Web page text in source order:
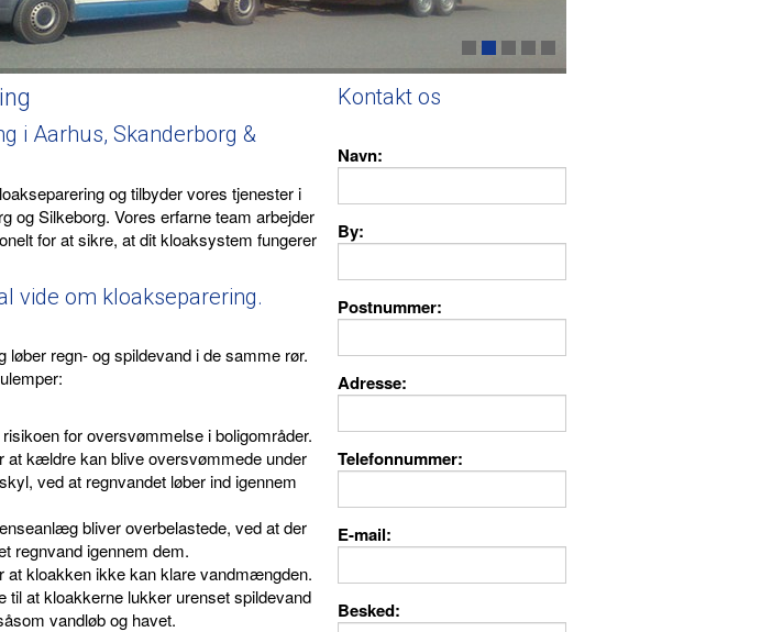
i Aarhus, Skanderborg &
og tilbyder vores tjenester i
og Silkeborg. Vores erfarne team arbejder
for at sikre, at dit kloaksystem fungerer
vide om kloakseparering.
løber regn- og spildevand i de samme rør.
for oversvømmelse i boligområder.
at kældre kan blive oversvømmede under
ved at regnvandet løber ind igennem
bliver overbelastede, ved at der
regnvand igennem dem.
at kloakken ikke kan klare vandmængden.
til at kloakkerne lukker urenset spildevand
vandløb og havet.
Kontakt os
Navn
By
Postnummer
Adresse
Telefonnummer
E-mail
Besked